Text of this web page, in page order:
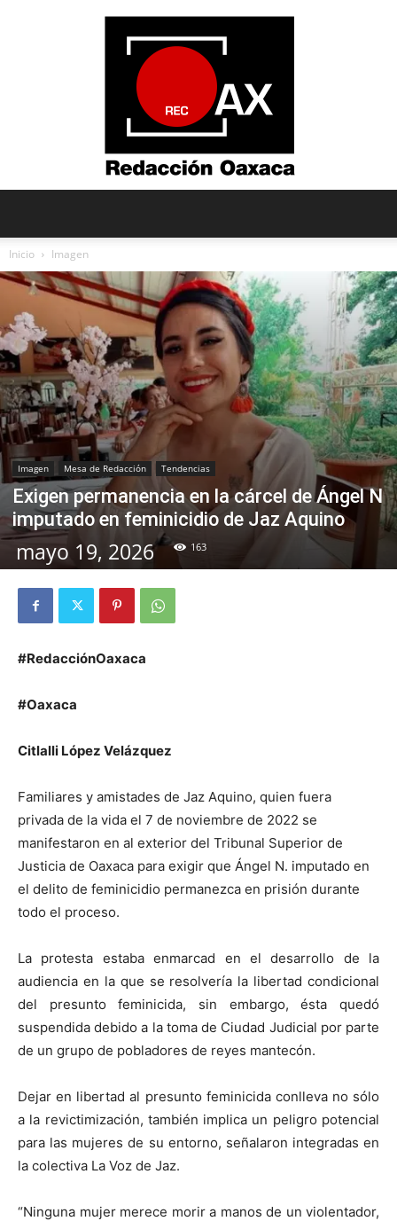
Oaxaca
Inicio Imagen
Imagen Mesa de Redacción Tendencias
Exigen permanencia en la cárcel de Ángel N
imputado en feminicidio de Jaz Aquino
mayo 19, 2026 163
#RedacciónOaxaca
#Oaxaca
Citlalli López Velázquez
Familiares y amistades de Jaz Aquino, quien fuera
privada de la vida el 7 de noviembre de 2022 se
manifestaron en al exterior del Tribunal Superior de
Justicia de Oaxaca para exigir que Ángel N. imputado en
el delito de feminicidio permanezca en prisión durante
todo el proceso.
La protesta estaba enmarcad en el desarrollo de la
audiencia en la que se resolvería la libertad condicional
del presunto feminicida, sin embargo, ésta quedó
suspendida debido a la toma de Ciudad Judicial por parte
de un grupo de pobladores de reyes mantecón.
Dejar en libertad al presunto feminicida conlleva no sólo
a la revictimización, también implica un peligro potencial
para las mujeres de su entorno, señalaron integradas en
la colectiva La Voz de Jaz.
“Ninguna mujer merece morir a manos de un violentador,